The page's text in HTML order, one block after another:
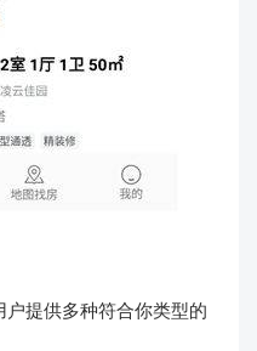
提供多种符合你类型的